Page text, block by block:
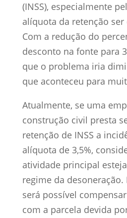
(INSS), especialmente
alíquota da retenção ser
Com a redução do
desconto na fonte para
que o problema iria
que aconteceu para
Atualmente, se uma
construção civil presta
retenção de INSS a
alíquota de 3,5%,
atividade principal
regime da desoneração.
será possível
com a parcela devida